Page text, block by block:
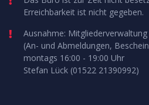
Erreichbarkeit ist nicht gegeben.
Ausnahme: Mitgliederverwaltung
(An- und Abmeldungen,
montags 16:00 - 19:00 Uhr
Stefan Lück (01522 21390992)